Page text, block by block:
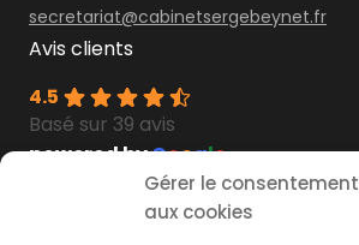
Gérer le consentement
aux cookies
secretariat@cabinetsergebeynet.fr
Avis clients
4.5
Basé sur 39 avis
powered byGoogle
Découvrez lestémoignages